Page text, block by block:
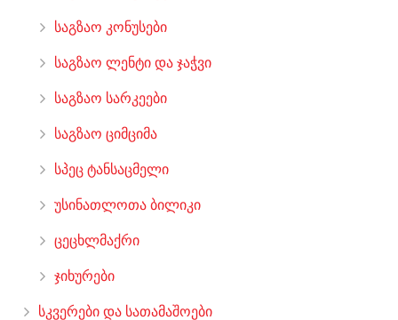
საგზაო კონუსები
საგზაო ლენტი და ჯაჭვი
საგზაო სარკეები
საგზაო ციმციმა
სპეც ტანსაცმელი
უსინათლოთა ბილიკი
ცეცხლმაქრი
ჯიხურები
სკვერები და სათამაშოები